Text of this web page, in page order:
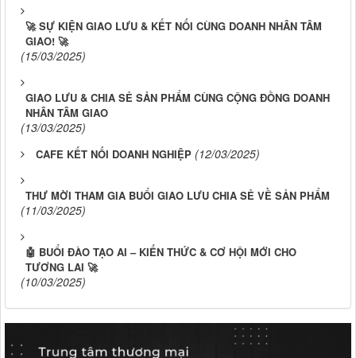
🚀 SỰ KIỆN GIAO LƯU & KẾT NỐI CÙNG DOANH NHÂN TÂM
GIAO! 🚀
(15/03/2025)
GIAO LƯU & CHIA SẺ SẢN PHẨM CÙNG CỘNG ĐỒNG DOANH
NHÂN TÂM GIAO
(13/03/2025)
CAFE KẾT NỐI DOANH NGHIỆP (12/03/2025)
THƯ MỜI THAM GIA BUỔI GIAO LƯU CHIA SẺ VỀ SẢN PHẨM
(11/03/2025)
🤖 BUỔI ĐÀO TẠO AI – KIẾN THỨC & CƠ HỘI MỚI CHO
TƯƠNG LAI 🚀
(10/03/2025)